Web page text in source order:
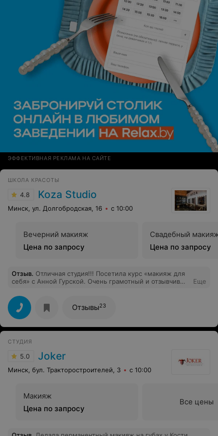
ЭФФЕКТИВНАЯ РЕКЛАМА НА САЙТЕ
ШКОЛА КРАСОТЫ
4.8 Koza Studio
Минск, ул. Долгобродская, 16 с 10:00
Вечерний макияж
Цена по запросу
Свадебный
Цена по запросу
Отзыв. Отличная студия!!! Посетила курс «макияж для
себя» с Анной Гурской. Очень грамотный и отзывчивый
Доброжелательная и уютная обстановка. Ответы на
все вопросы и, как результат, потрясающий макияж и
отличное настроение после каждого занятия. Если
хотите получить реальные знания и подчеркнуть свою
индивидуальность, приходите в Школу красоты «Koza
Еще
Отзывы23
СТУДИЯ
5.0 Joker
Минск, бул. Тракторостроителей, 3 с 10:00
Макияж
Цена по запросу
Все цены